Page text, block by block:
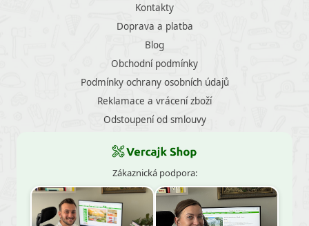
Kontakty
Doprava a platba
Blog
Obchodní podmínky
Podmínky ochrany osobních údajů
Reklamace a vrácení zboží
Odstoupení od smlouvy
Zákaznická podpora: